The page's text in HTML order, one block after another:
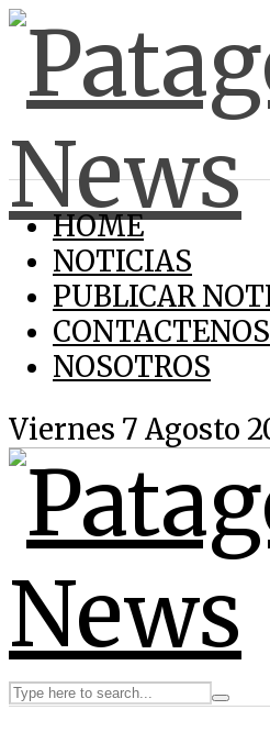
HOME
NOTICIAS
PUBLICAR
CONTACTENOS
NOSOTROS
Viernes 7 Agosto